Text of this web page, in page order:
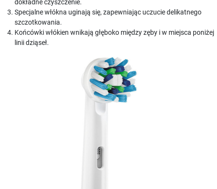
dokładne czyszczenie.
Specjalne włókna uginają się, zapewniając uczucie delikatnego
szczotkowania.
Końcówki włókien wnikają głęboko między zęby i w miejsca poniżej
linii dziąseł.